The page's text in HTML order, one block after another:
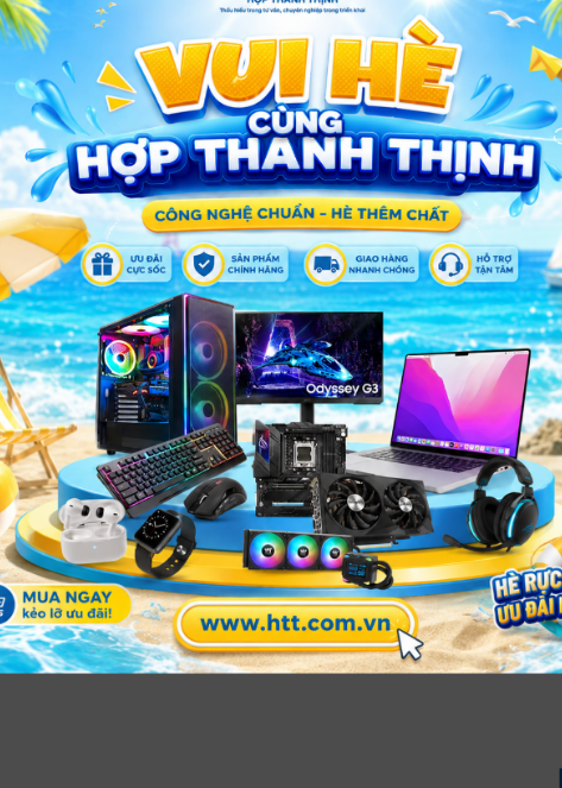
các phiên bản có card đồ họa rời từ RTX 3060/4050
sẻ nhất.